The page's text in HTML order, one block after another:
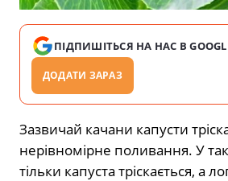
ПІДПИШІТЬСЯ НА НАС В
ДОДАТИ ЗАРАЗ
Зазвичай качани капусти
нерівномірне поливання. У
тільки капуста тріскається, а